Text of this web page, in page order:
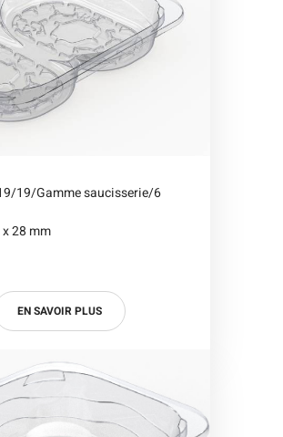
19/Gamme saucisserie/6
28 mm
EN SAVOIR PLUS